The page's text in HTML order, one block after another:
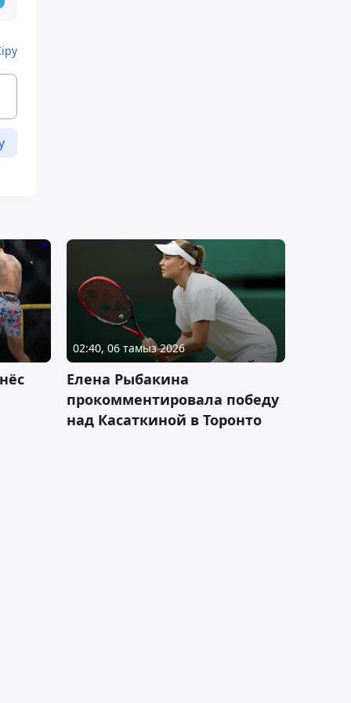
02:40, 06 тамыз 2026
Елена Рыбакина
прокомментировала победу
над Касаткиной в Торонто